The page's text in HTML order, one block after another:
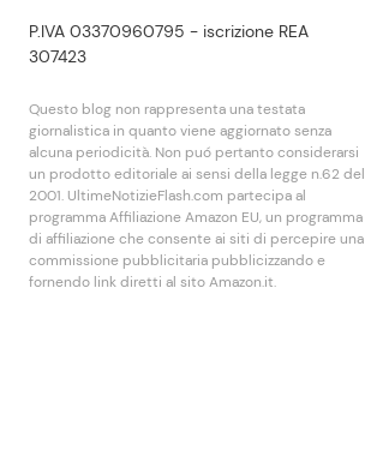
P.IVA 03370960795 - iscrizione REA
307423
Questo blog non rappresenta una testata
giornalistica in quanto viene aggiornato senza
alcuna periodicità. Non puó pertanto considerarsi
un prodotto editoriale ai sensi della legge n.62 del
2001. UltimeNotizieFlash.com partecipa al
programma Affiliazione Amazon EU, un programma
di affiliazione che consente ai siti di percepire una
commissione pubblicitaria pubblicizzando e
fornendo link diretti al sito Amazon.it.